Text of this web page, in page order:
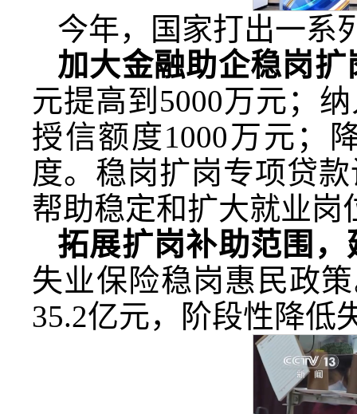
今年，国家打出一系
加大金融助企稳岗扩
元提高到5000万元；
授信额度1000万元；
度。稳岗扩岗专项贷
帮助稳定和扩大就业岗
拓展扩岗补助范围
失业保险稳岗惠民政
35.2亿元，阶段性降低